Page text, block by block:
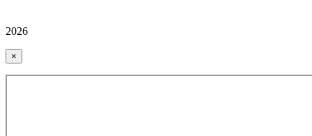
2026
×